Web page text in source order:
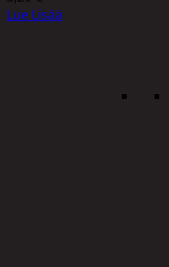
Lue Lisää